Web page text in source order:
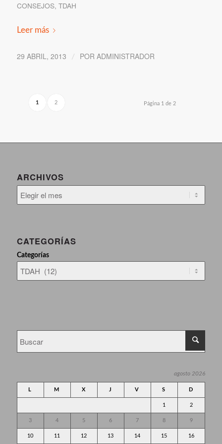
CONSEJOS, TDAH
Leer más
29 ABRIL, 2013 / POR ADMINISTRADOR
Página 1 de 2
1 2
ARCHIVOS
CATEGORÍAS
Categorías
agosto 2026
L M X J V S D
1 2
3 4 5 6 7 8 9
10 11 12 13 14 15 16